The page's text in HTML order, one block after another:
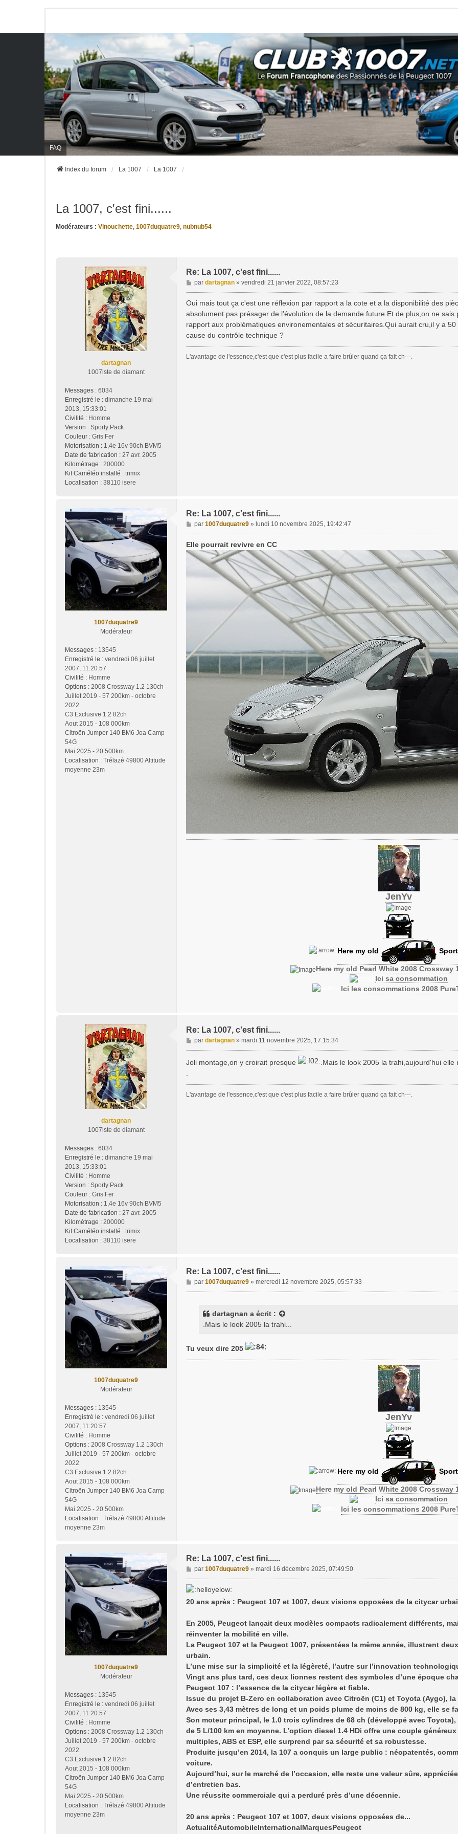
FAQ
Index du forum La 1007 La 1007
La 1007, c'est fini......
Modérateurs : Vinouchette, 1007duquatre9, nubnub54
dartagnan
1007iste de diamant
Messages : 6034
Enregistré le : dimanche 19 mai
2013, 15:33:01
Civilité : Homme
Version : Sporty Pack
Couleur : Gris Fer
Motorisation : 1,4e 16v 90ch BVM5
Date de fabrication : 27 avr. 2005
Kilométrage : 200000
Kit Caméléo installé : trimix
Localisation : 38110 isere
Re: La 1007, c'est fini......
M
e
s
g
e
par dartagnan» vendredi 21 janvier 2022, 08:57:23
Oui mais tout ça c'est une réflexion par rapport a la cote et a la disponibilité des
absolument pas présager de l'évolution de la demande future.Et de plus,on ne
rapport aux problématiques environementales et sécuritaires.Qui aurait cru,il y a
cause du contrôle technique ?
L'avantage de l'essence,c'est que c'est plus facile a faire brûler quand ça fait ch---.
1007duquatre9
Modérateur
Messages : 13545
Enregistré le : vendredi 06 juillet
2007, 11:20:57
Civilité : Homme
Options : 2008 Crossway 1.2 130ch
Juillet 2019 - 57 200km - octobre
2022
C3 Exclusive 1.2 82ch
Aout 2015 - 108 000km
Citroën Jumper 140 BM6 Joa Camp
54G
Mai 2025 - 20 500km
Localisation : Trélazé 49800 Altitude
moyenne 23m
Re: La 1007, c'est fini......
M
e
s
s
a
e
par 1007duquatre9» lundi 10 novembre 2025, 19:42:47
Elle pourrait revivre en CC
JenYv
Here my old
Here my old Pearl White 2008 Crossway
Ici sa consommation
Ici les consommations 2008
dartagnan
1007iste de diamant
Messages : 6034
Enregistré le : dimanche 19 mai
2013, 15:33:01
Civilité : Homme
Version : Sporty Pack
Couleur : Gris Fer
Motorisation : 1,4e 16v 90ch BVM5
Date de fabrication : 27 avr. 2005
Kilométrage : 200000
Kit Caméléo installé : trimix
Localisation : 38110 isere
Re: La 1007, c'est fini......
M
e
s
g
e
par dartagnan» mardi 11 novembre 2025, 17:15:34
Joli montage,on y croirait presque
.Mais le look 2005 la trahi,aujourd'hui
L'avantage de l'essence,c'est que c'est plus facile a faire brûler quand ça fait ch---.
1007duquatre9
Modérateur
Messages : 13545
Enregistré le : vendredi 06 juillet
2007, 11:20:57
Civilité : Homme
Options : 2008 Crossway 1.2 130ch
Juillet 2019 - 57 200km - octobre
2022
C3 Exclusive 1.2 82ch
Aout 2015 - 108 000km
Citroën Jumper 140 BM6 Joa Camp
54G
Mai 2025 - 20 500km
Localisation : Trélazé 49800 Altitude
moyenne 23m
Re: La 1007, c'est fini......
M
e
par 1007duquatre9» mercredi 12 novembre 2025, 05:57:33
dartagnan a écrit :
.Mais le look 2005 la trahi...
Tu veux dire 205
JenYv
Here my old
Here my old Pearl White 2008 Crossway
Ici sa consommation
Ici les consommations 2008
1007duquatre9
Modérateur
Messages : 13545
Enregistré le : vendredi 06 juillet
2007, 11:20:57
Civilité : Homme
Options : 2008 Crossway 1.2 130ch
Juillet 2019 - 57 200km - octobre
2022
C3 Exclusive 1.2 82ch
Aout 2015 - 108 000km
Citroën Jumper 140 BM6 Joa Camp
54G
Mai 2025 - 20 500km
Localisation : Trélazé 49800 Altitude
moyenne 23m
Re: La 1007, c'est fini......
M
e
s
a
e
par 1007duquatre9» mardi 16 décembre 2025, 07:49:50
20 ans après : Peugeot 107 et 1007, deux visions opposées de la citycar
En 2005, Peugeot lançait deux modèles compacts radicalement différents,
réinventer la mobilité en ville.
La Peugeot 107 et la Peugeot 1007, présentées la même année, illustrent
urbain.
L’une mise sur la simplicité et la légèreté, l’autre sur l’innovation
Vingt ans plus tard, ces deux lionnes restent des symboles d’une époque
Peugeot 107 : l’essence de la citycar légère et fiable.
Issue du projet B-Zero en collaboration avec Citroën (C1) et Toyota (Aygo),
Avec ses 3,43 mètres de long et un poids plume de moins de 800 kg, elle se
Son moteur principal, le 1.0 trois cylindres de 68 ch (développé avec
de 5 L/100 km en moyenne. L’option diesel 1.4 HDi offre une couple
multiples, ABS et ESP, elle surprend par sa sécurité et sa robustesse.
Produite jusqu’en 2014, la 107 a conquis un large public : néopatentés,
voiture.
Aujourd’hui, sur le marché de l’occasion, elle reste une valeur sûre,
d’entretien bas.
Une réussite commerciale qui a perduré près d’une décennie.
20 ans après : Peugeot 107 et 1007, deux visions opposées de...
ActualitéAutomobileInternationalMarquesPeugeot